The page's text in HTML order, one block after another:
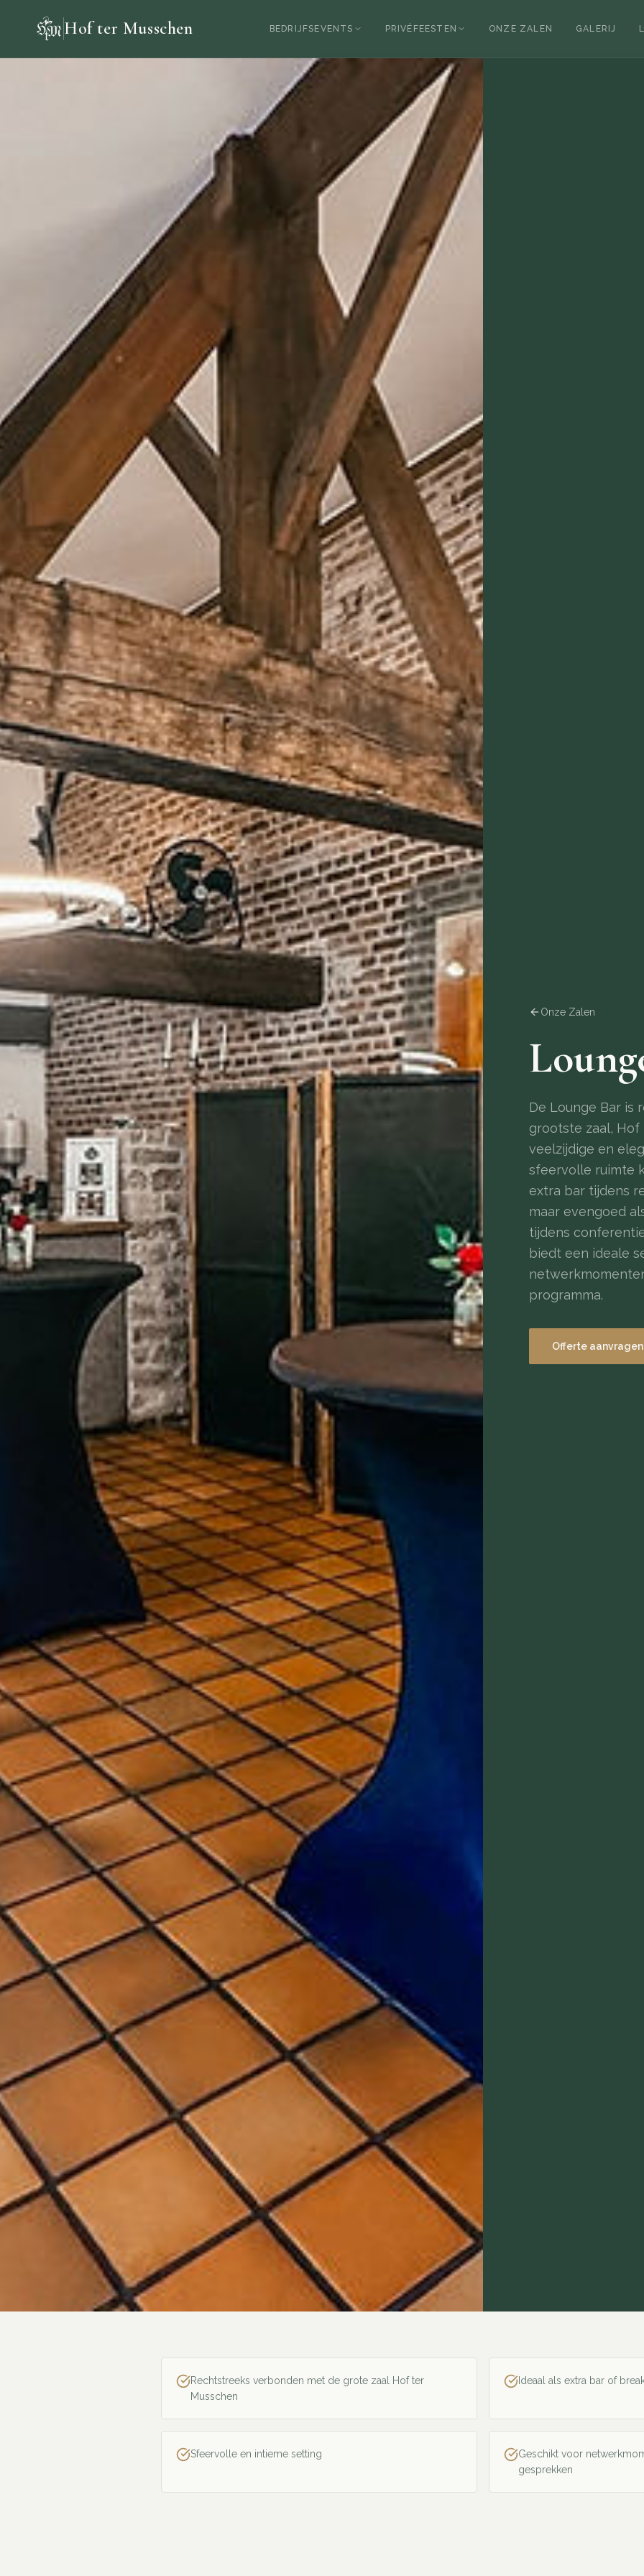
Hof ter Musschen BEDRIJFSEVENTS PRIVÉFEESTEN ONZE ZALEN GALERIJ
Onze Zalen
De Lounge Bar is
grootste zaal,
veelzijdige en
sfeervolle ruimte
extra bar tijdens
maar evengoed
tijdens
biedt een ideale
programma.
Offerte aanvragen
Rechtstreeks verbonden met de grote zaal Hof ter
Musschen
Ideaal als extra bar of
Sfeervolle en intieme setting
Geschikt voor
gesprekken